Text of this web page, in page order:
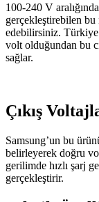
100-240 V
gerçekleştirebilen bu
edebilirsiniz.
volt olduğundan bu
sağlar.
Çıkış
Samsung’un bu
belirleyerek doğru
gerilimde hızlı şarj
gerçekleştirir.